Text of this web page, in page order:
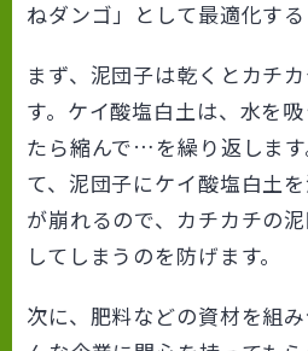
ねダンゴ」として最適化する
まず、泥団子は乾くとカチ
す。ケイ酸塩白土は、水を
たら縮んで…を繰り返しま
て、泥団子にケイ酸塩白土
が崩れるので、カチカチの
してしまうのを防げます。
次に、肥料などの資材を組